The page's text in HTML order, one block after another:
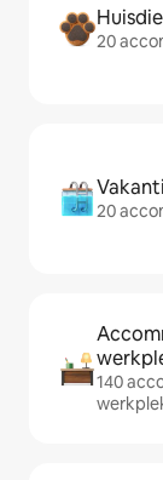
20
20
140